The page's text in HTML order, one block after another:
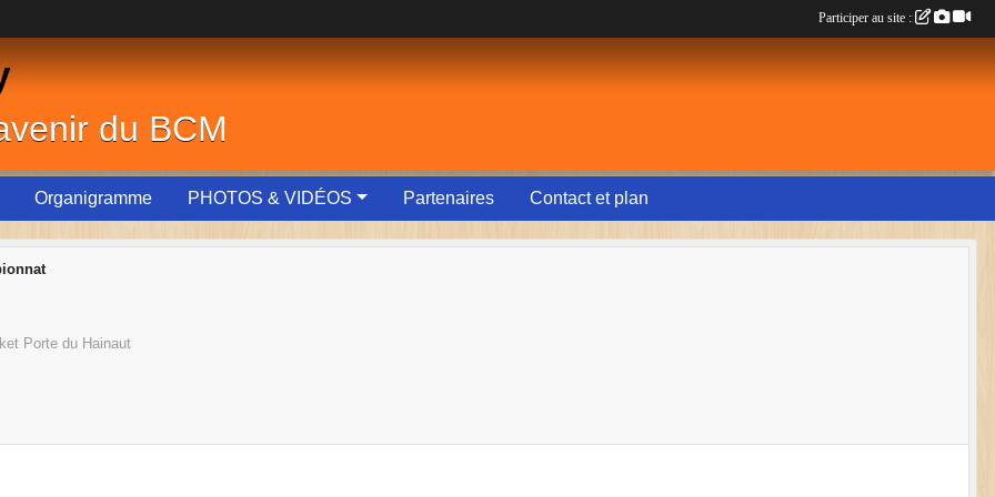
du BCM
Organigramme PHOTOS & VIDÉOS Partenaires Contact et plan
Porte du Hainaut
Participer au site :